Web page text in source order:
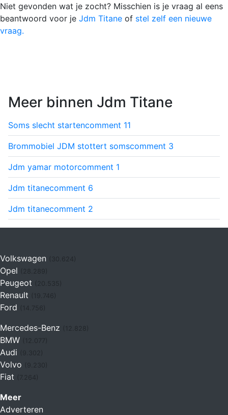
Niet gevonden wat je zocht? Misschien is je vraag al eens
beantwoord voor je Jdm Titane of stel zelf een nieuwe
vraag.
Meer binnen Jdm Titane
Soms slecht startencomment 11
Brommobiel JDM stottert somscomment 3
Jdm yamar motorcomment 1
Jdm titanecomment 6
Jdm titanecomment 2
Volkswagen (30.624)
Opel
Peugeot
Renault (19.746)
Ford (14.756)
Mercedes-Benz
BMW
Audi
Volvo
Fiat (7.264)
Meer
Adverteren